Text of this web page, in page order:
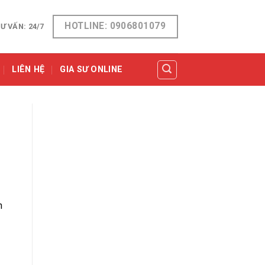
VẤN: 24/7 HOTLINE: 0906801079
LIÊN HỆ GIA SƯ ONLINE